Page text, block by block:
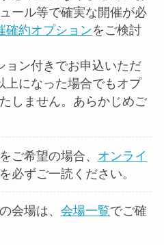
ール等で確実な開催が必
確約オプションをご検討
ン付きでお申込いただ
上になった場合でもオプ
しません。あらかじめご
ご希望の場合、 オンライ
必ずご⼀読ください。
会場は、 会場⼀覧でご確